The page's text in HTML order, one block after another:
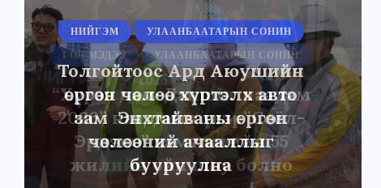
НИЙГЭМ УЛААНБААТАРЫН СОНИН
Толгойтоос Ард Аюушийн
өргөн чөлөө хүртэлх авто
зам Энхтайваны өргөн
чөлөөний ачааллыг
бууруулна